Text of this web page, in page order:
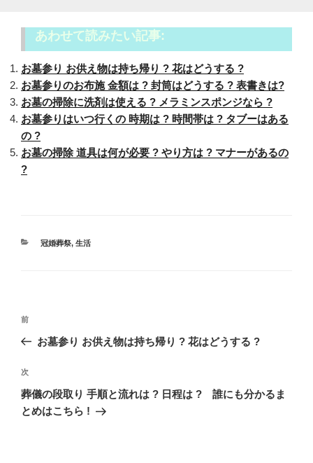
あわせて読みたい記事:
お墓参り お供え物は持ち帰り ? 花はどうする ?
お墓参りのお布施 金額は ? 封筒はどうする ? 表書きは?
お墓の掃除に洗剤は使える ? メラミンスポンジなら ?
お墓参りはいつ行くの 時期は ? 時間帯は ? タブーはある
の ?
お墓の掃除 道具は何が必要 ? やり方は ? マナーがあるの
?
カ
冠婚葬祭, 生活
投
ビ
ゲ
ー
過
去
投
稿
前
お墓参り お供え物は持ち帰り ? 花はどうする ?
次
の
投
次
葬儀の段取り 手順と流れは ? 日程は ? 誰にも分かるま
とめはこちら !